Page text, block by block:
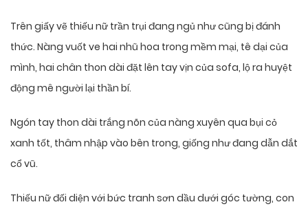
Trên giấy vẽ thiếu nữ trần trụi đang ngủ như cũng bị đánh
thức. Nàng vuốt ve hai nhũ hoa trong mềm mại, tê dại của
mình, hai chân thon dài đặt lên tay vịn của sofa, lộ ra huyệt
động mê người lại thần bí.
Ngón tay thon dài trắng nõn của nàng xuyên qua bụi cỏ
xanh tốt, thâm nhập vào bên trong, giống như đang dẫn dắt
cổ vũ.
Thiếu nữ đối diện với bức tranh sơn dầu dưới góc tường, con